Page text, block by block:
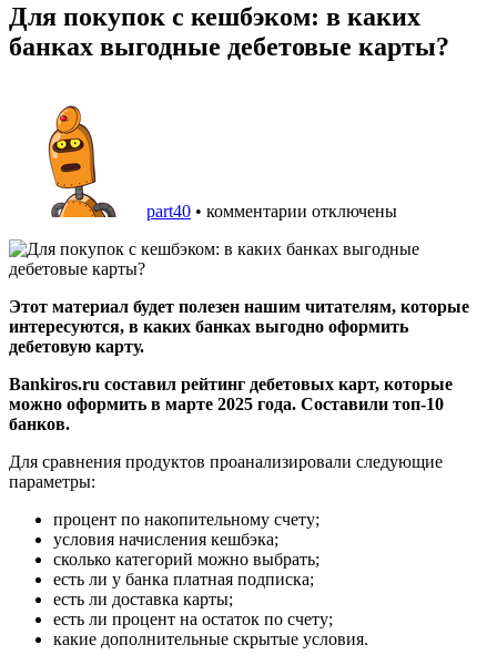
Для покупок с кешбэком: в каких
банках выгодные дебетовые карты?
part40 • комментарии отключены
Этот материал будет полезен нашим читателям, которые
интересуются, в каких банках выгодно оформить
дебетовую карту.
Bankiros.ru составил рейтинг дебетовых карт, которые
можно оформить в марте 2025 года. Составили топ-10
банков.
Для сравнения продуктов проанализировали следующие
параметры:
процент по накопительному счету;
условия начисления кешбэка;
сколько категорий можно выбрать;
есть ли у банка платная подписка;
есть ли доставка карты;
есть ли процент на остаток по счету;
какие дополнительные скрытые условия.